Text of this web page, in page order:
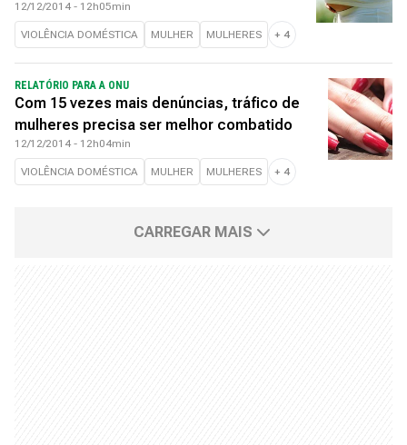
12/12/2014 - 12h05min
VIOLÊNCIA DOMÉSTICA MULHER MULHERES + 4
RELATÓRIO PARA A ONU
Com 15 vezes mais denúncias, tráfico de
mulheres precisa ser melhor combatido
12/12/2014 - 12h04min
VIOLÊNCIA DOMÉSTICA MULHER MULHERES + 4
CARREGAR MAIS